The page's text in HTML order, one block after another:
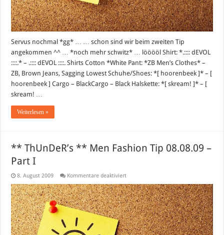
Servus nochmal *gg* … … schon sind wir beim zweiten Tip
angekommen ^^ … *noch mehr schwitz* … lööööl Shirt: *.:::: dEVOL
::::.* – .:::: dEVOL ::::. Shirts Cotton *White Pant: *ZB Men’s Clothes* –
ZB, Brown Jeans, Sagging Lowest Schuhe/Shoes: *[ hoorenbeek ]* – [
hoorenbeek ] Cargo – BlackCargo – Black Halskette: *[ skream! ]* – [
skream! …
Weiterlesen »
** ThUnDeR’s ** Men Fashion Tip 08.08.09 –
Part I
8. August 2009 Kommentare deaktiviertfür
ThUnDeR’s
**
Men
Fashion
Tip
08.08.09
–
Part